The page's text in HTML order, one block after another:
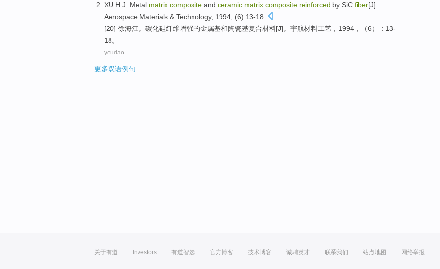
XU H J. Metal matrix composite and ceramic matrix composite reinforced by SiC fiber[J].
Aerospace Materials & Technology, 1994, (6):13-18.
[20] 徐海江。 碳化硅纤维增强的金属基和陶瓷基复合材料[J]。 宇航材料工艺 ，1994，（6）：13-
18。
youdao
更多双语例句
关于有道 Investors 有道智选 官方博客 技术博客 诚聘英才 联系我们 站点地图 网络举报